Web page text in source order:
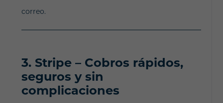
correo.
3. Stripe – Cobros rápidos,
seguros y sin
complicaciones